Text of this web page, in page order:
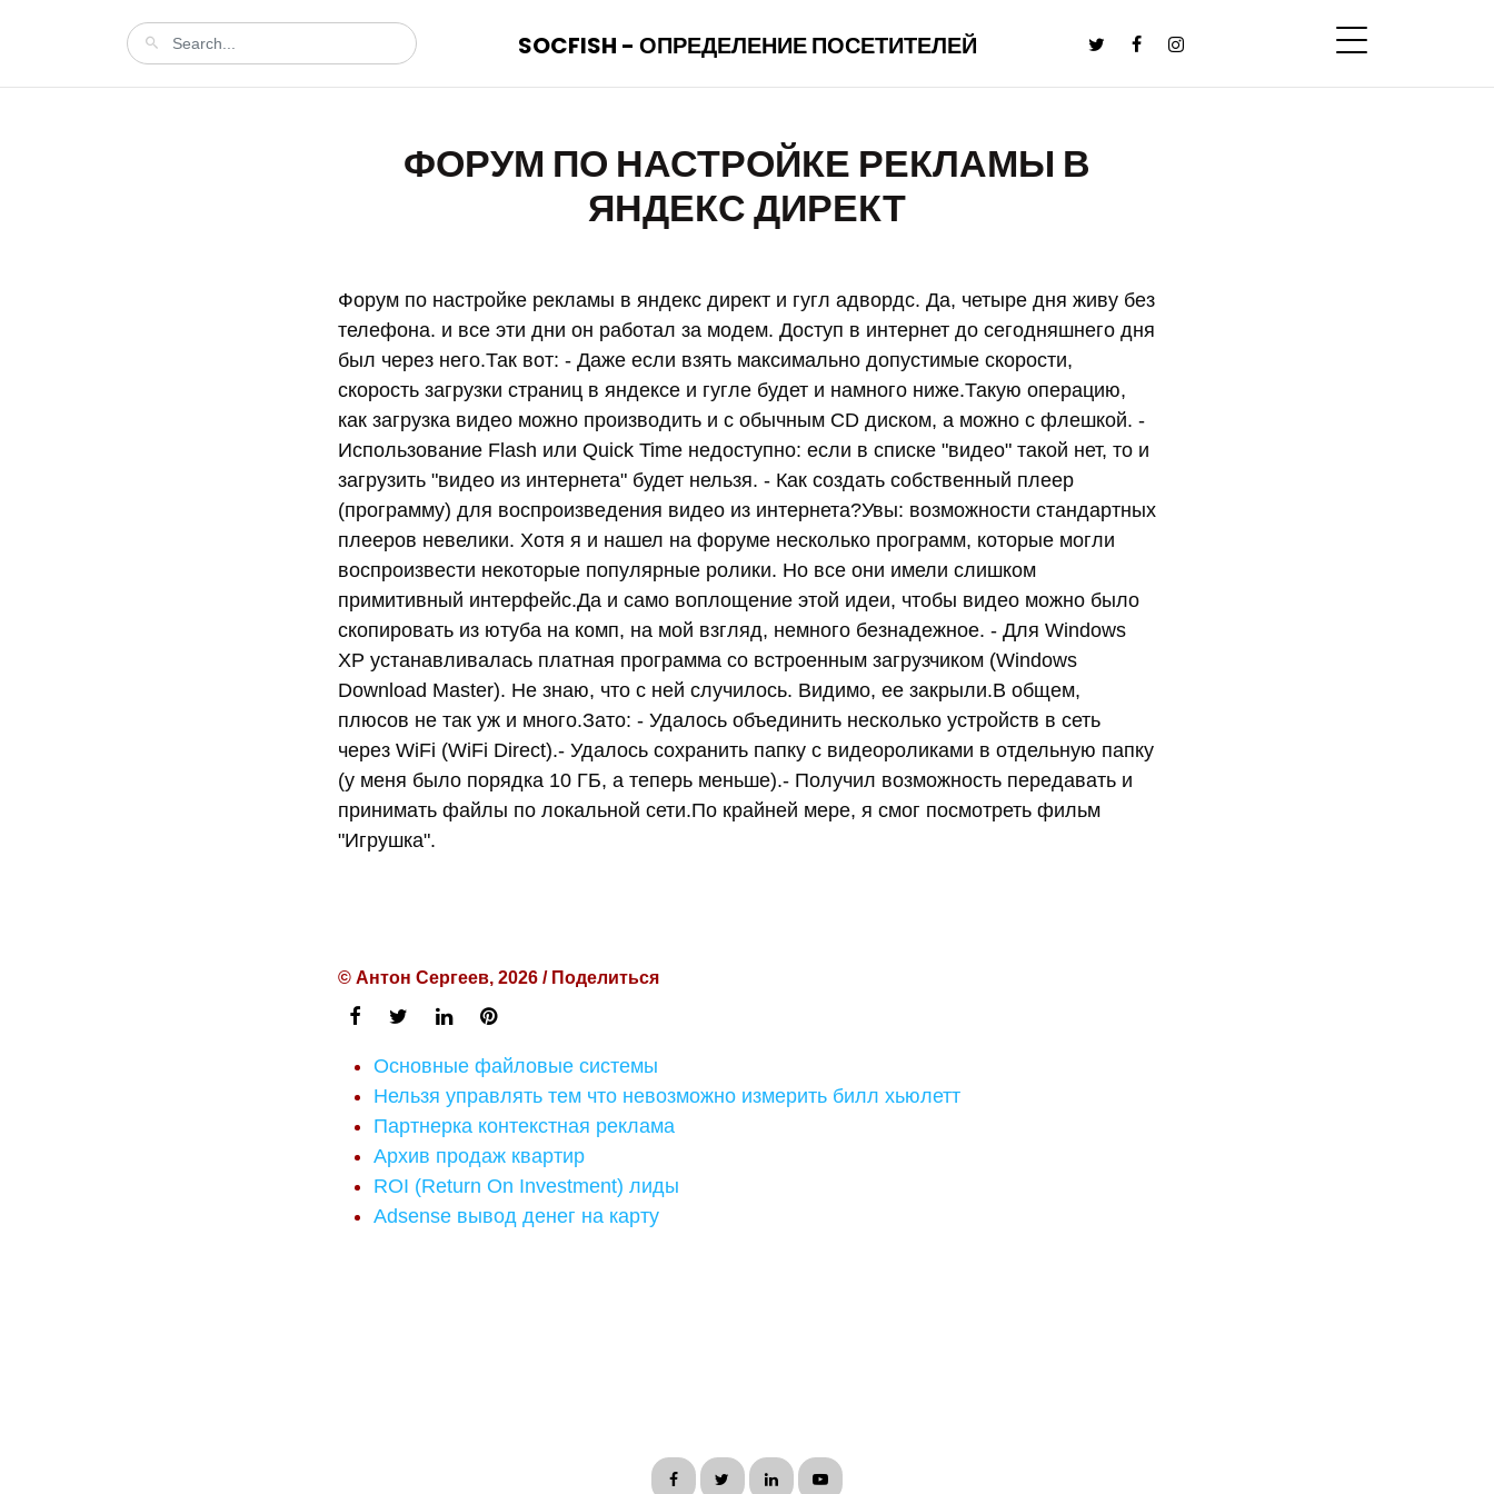
SOCFISH - ОПРЕДЕЛЕНИЕ ПОСЕТИТЕЛЕЙ
ФОРУМ ПО НАСТРОЙКЕ РЕКЛАМЫ В
ЯНДЕКС ДИРЕКТ
Форум по настройке рекламы в яндекс директ и гугл адвордс. Да, четыре дня живу без
телефона. и все эти дни он работал за модем. Доступ в интернет до сегодняшнего дня
был через него.Так вот: - Даже если взять максимально допустимые скорости,
скорость загрузки страниц в яндексе и гугле будет и намного ниже.Такую операцию,
как загрузка видео можно производить и с обычным CD диском, а можно с флешкой. -
Использование Flash или Quick Time недоступно: если в списке "видео" такой нет, то и
загрузить "видео из интернета" будет нельзя. - Как создать собственный плеер
(программу) для воспроизведения видео из интернета?Увы: возможности стандартных
плееров невелики. Хотя я и нашел на форуме несколько программ, которые могли
воспроизвести некоторые популярные ролики. Но все они имели слишком
примитивный интерфейс.Да и само воплощение этой идеи, чтобы видео можно было
скопировать из ютуба на комп, на мой взгляд, немного безнадежное. - Для Windows
XP устанавливалась платная программа со встроенным загрузчиком (Windows
Download Master). Не знаю, что с ней случилось. Видимо, ее закрыли.В общем,
плюсов не так уж и много.Зато: - Удалось объединить несколько устройств в сеть
через WiFi (WiFi Direct).- Удалось сохранить папку с видеороликами в отдельную папку
(у меня было порядка 10 ГБ, а теперь меньше).- Получил возможность передавать и
принимать файлы по локальной сети.По крайней мере, я смог посмотреть фильм
"Игрушка".
© Антон Сергеев, 2026 / Поделиться
Основные файловые системы
Нельзя управлять тем что невозможно измерить билл хьюлетт
Партнерка контекстная реклама
Архив продаж квартир
ROI (Return On Investment) лиды
Adsense вывод денег на карту